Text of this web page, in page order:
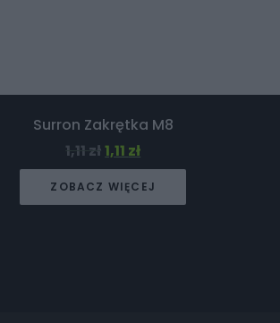
Surron Zakrętka M8
1,11 zł1,11 zł
ZOBACZ WIĘCEJ